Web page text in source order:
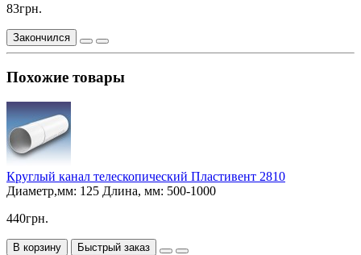
83грн.
Закончился
Похожие товары
Круглый канал телескопический Пластивент 2810
Диаметр,мм: 125 Длина, мм: 500-1000
440грн.
В корзину Быстрый заказ